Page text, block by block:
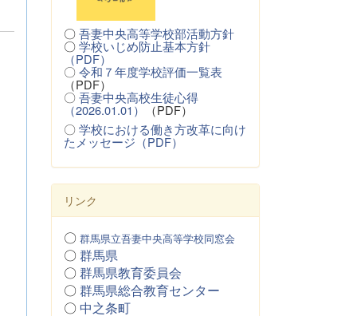
〇吾妻中央高等学校部活動方針
〇学校いじめ防止基本方針
（PDF）
〇令和７年度学校評価一覧表
（PDF）
〇吾妻中央高校生徒心得
（2026.01.01）
（PDF）
〇学校における働き方改革に向け
たメッセージ（PDF）
リンク
〇 群馬県立吾妻中央高等学校同窓会
〇 群馬県
〇 群馬県教育委員会
〇 群馬県総合教育センター
〇 中之条町